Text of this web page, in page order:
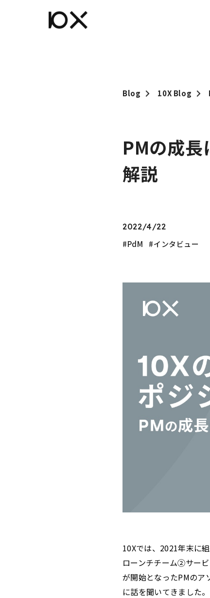
Blog 10X Blog
PMの成
解説
2022/4/22
PdM インタビュー
10Xでは、2021年末に
ローンチチーム②サー
が開始となったPMのア
に話を聞いてきました。